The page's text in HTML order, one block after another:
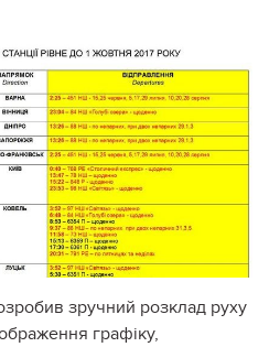
зручний розклад руху
графіку,